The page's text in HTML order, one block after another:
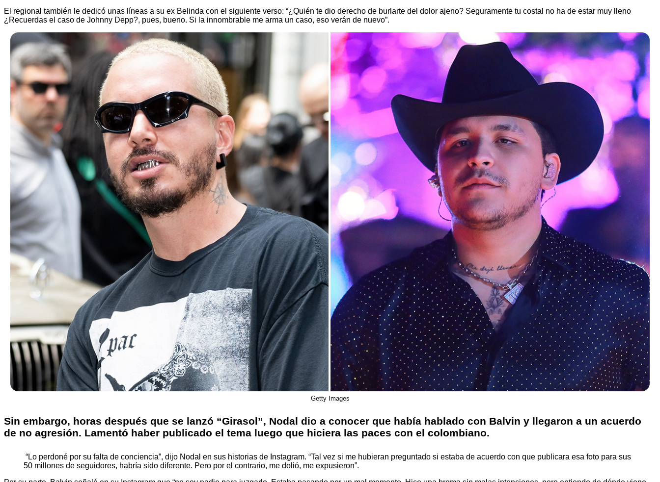
El regional también le dedicó unas líneas a su ex Belinda con el siguiente verso: “¿Quién te dio derecho de burlarte del dolor ajeno? Seguramente tu costal no ha de estar muy lleno
¿Recuerdas el caso de Johnny Depp?, pues, bueno. Si la innombrable me arma un caso, eso verán de nuevo”.
Getty Images
Sin embargo, horas después que se lanzó “Girasol”, Nodal dio a conocer que había hablado con Balvin y llegaron a un acuerdo
de no agresión. Lamentó haber publicado el tema luego que hiciera las paces con el colombiano.
“Lo perdoné por su falta de conciencia”, dijo Nodal en sus historias de Instagram. “Tal vez si me hubieran preguntado si estaba de acuerdo con que publicara esa foto para sus
50 millones de seguidores, habría sido diferente. Pero por el contrario, me dolió, me expusieron”.